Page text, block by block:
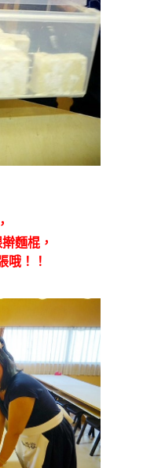
麵棍，
哦！！